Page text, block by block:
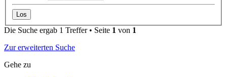
Die Suche ergab 1 Treffer • Seite 1 von 1
Zur erweiterten Suche
Gehe zu